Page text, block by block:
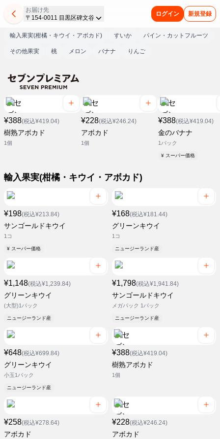
お届け先
〒154-0011 目黒区碑文谷
ログイン 新規登録
輸入果実(柑橘・キウイ・アボカド) すいか パイン・カットフルーツ
その他果実 桃 メロン バナナ りんご
¥388(税込¥419.04)
樹熟アボカド
1個
¥228(税込¥246.24)
アボカド
1個
¥388(税込¥419.04)
金のバナナ
1パック
¥ スーパー価格
輸入果実(柑橘・キウイ・アボカド)
¥198(税込¥213.84)
サンゴールドキウイ
1コ
¥ スーパー価格
¥168(税込¥181.44)
グリーンキウイ
1コ
ニュージーランド産
¥1,148(税込¥1,239.84)
グリーンキウイ
(大型)1パック
ニュージーランド産
¥1,798(税込¥1,941.84)
サンゴールドキウイ
メガパック 1パック
ニュージーランド産
¥648(税込¥699.84)
グリーンキウイ
小玉1パック
ニュージーランド産
¥388(税込¥419.04)
樹熟アボカド
1個
¥258(税込¥278.64)
アボカド
¥228(税込¥246.24)
アボカド